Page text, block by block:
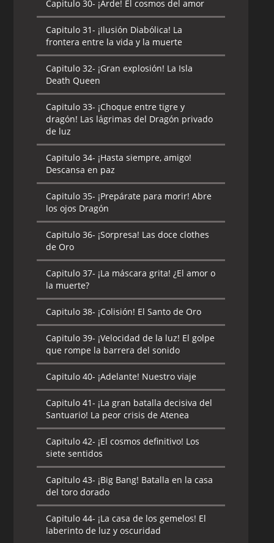
Capitulo 30- ¡Arde! El cosmos del amor
Capitulo 31- ¡Ilusión Diabólica! La
frontera entre la vida y la muerte
Capitulo 32- ¡Gran explosión! La Isla
Death Queen
Capitulo 33- ¡Choque entre tigre y
dragón! Las lágrimas del Dragón privado
de luz
Capitulo 34- ¡Hasta siempre, amigo!
Descansa en paz
Capitulo 35- ¡Prepárate para morir! Abre
los ojos Dragón
Capitulo 36- ¡Sorpresa! Las doce clothes
de Oro
Capitulo 37- ¡La máscara grita! ¿El amor o
la muerte?
Capitulo 38- ¡Colisión! El Santo de Oro
Capitulo 39- ¡Velocidad de la luz! El golpe
que rompe la barrera del sonido
Capitulo 40- ¡Adelante! Nuestro viaje
Capitulo 41- ¡La gran batalla decisiva del
Santuario! La peor crisis de Atenea
Capitulo 42- ¡El cosmos definitivo! Los
siete sentidos
Capitulo 43- ¡Big Bang! Batalla en la casa
del toro dorado
Capitulo 44- ¡La casa de los gemelos! El
laberinto de luz y oscuridad